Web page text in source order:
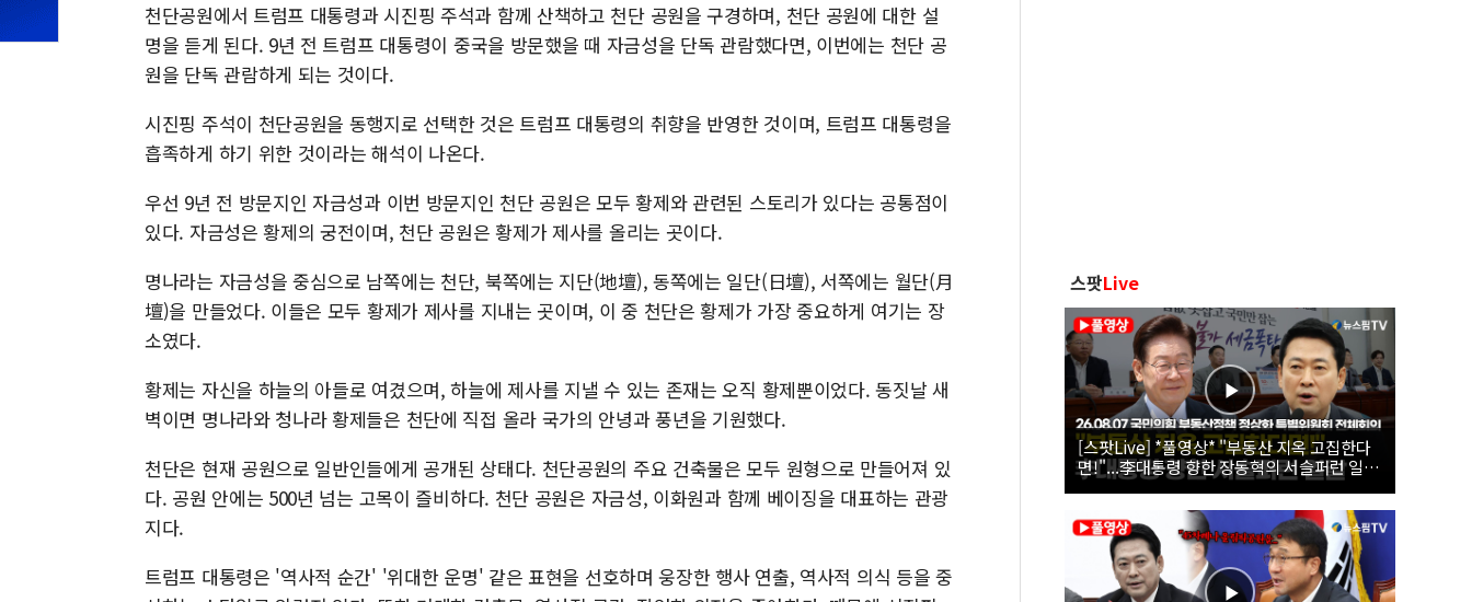
천단공원에서 트럼프 대통령과 시진핑 주석과 함께 산책하고 천단 공원을 구경하며, 천단 공원에 대한 설
명을 듣게 된다. 9년 전 트럼프 대통령이 중국을 방문했을 때 자금성을 단독 관람했다면, 이번에는 천단 공
원을 단독 관람하게 되는 것이다.
시진핑 주석이 천단공원을 동행지로 선택한 것은 트럼프 대통령의 취향을 반영한 것이며, 트럼프 대통령을
흡족하게 하기 위한 것이라는 해석이 나온다.
우선 9년 전 방문지인 자금성과 이번 방문지인 천단 공원은 모두 황제와 관련된 스토리가 있다는 공통점이
있다. 자금성은 황제의 궁전이며, 천단 공원은 황제가 제사를 올리는 곳이다.
명나라는 자금성을 중심으로 남쪽에는 천단, 북쪽에는 지단(地壇), 동쪽에는 일단(日壇), 서쪽에는 월단(月
壇)을 만들었다. 이들은 모두 황제가 제사를 지내는 곳이며, 이 중 천단은 황제가 가장 중요하게 여기는 장
소였다.
황제는 자신을 하늘의 아들로 여겼으며, 하늘에 제사를 지낼 수 있는 존재는 오직 황제뿐이었다. 동짓날 새
벽이면 명나라와 청나라 황제들은 천단에 직접 올라 국가의 안녕과 풍년을 기원했다.
천단은 현재 공원으로 일반인들에게 공개된 상태다. 천단공원의 주요 건축물은 모두 원형으로 만들어져 있
다. 공원 안에는 500년 넘는 고목이 즐비하다. 천단 공원은 자금성, 이화원과 함께 베이징을 대표하는 관광
지다.
트럼프 대통령은 '역사적 순간' '위대한 운명' 같은 표현을 선호하며 웅장한 행사 연출, 역사적 의식 등을 중
스팟Live
[스팟Live] *풀영상* "부동산 지옥 고집한다
면!"...李대통령 향한 장동혁의 서슬퍼런 일갈
| 26.08.07 국민의힘 부동산정책 정상화 특별
위원회 전체회의